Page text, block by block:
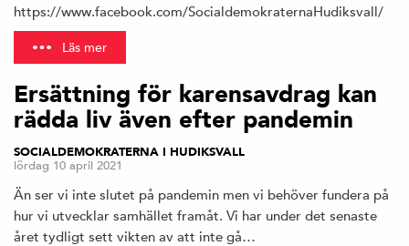
https://www.facebook.com/SocialdemokraternaHudiksvall/
Läs mer
Ersättning för karensavdrag kan
rädda liv även efter pandemin
SOCIALDEMOKRATERNA I HUDIKSVALL
lördag 10 april 2021
Än ser vi inte slutet på pandemin men vi behöver fundera på
hur vi utvecklar samhället framåt. Vi har under det senaste
året tydligt sett vikten av att inte gå…